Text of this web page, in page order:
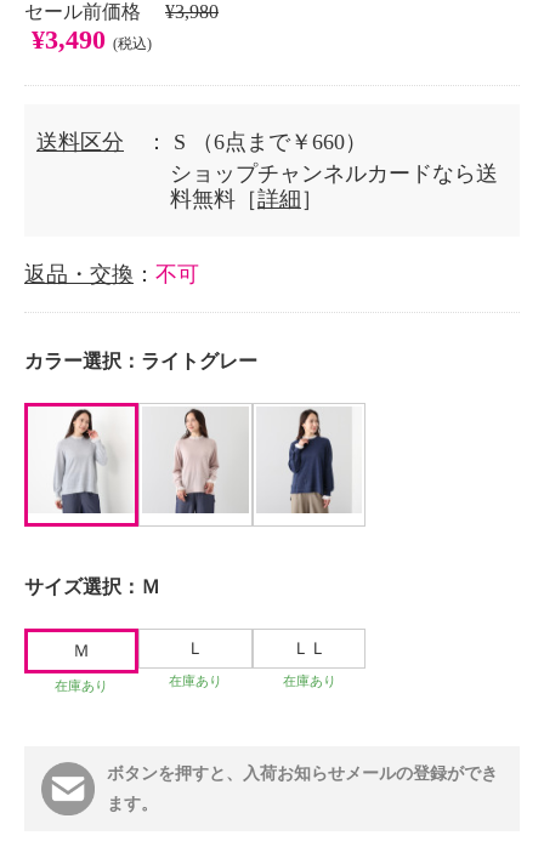
セール前価格 ¥3,980
¥3,490 (税込)
送料区分 ： S
（6点まで￥660）
ショップチャンネルカードなら送
料無料［詳細 ］
返品・交換 ： 不可
カラー選択： ライトグレー
サイズ選択： Ｍ
Ｍ
在庫あり
Ｌ
在庫あり
ＬＬ
在庫あり
ボタンを押すと、入荷お知らせメールの登録ができ
ます。